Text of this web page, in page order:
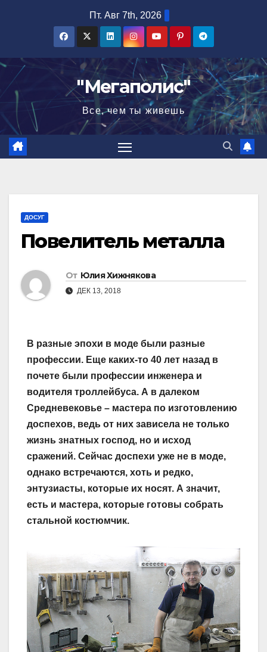
Пт. Авг 7th, 2026
"Мегаполис"
Все, чем ты живешь
ДОСУГ
Повелитель металла
От Юлия Хижнякова
ДЕК 13, 2018
В разные эпохи в моде были разные
профессии. Еще каких-то 40 лет назад в
почете были профессии инженера и
водителя троллейбуса. А в далеком
Средневековье – мастера по изготовлению
доспехов, ведь от них зависела не только
жизнь знатных господ, но и исход
сражений. Сейчас доспехи уже не в моде,
однако встречаются, хоть и редко,
энтузиасты, которые их носят. А значит,
есть и мастера, которые готовы собрать
стальной костюмчик.